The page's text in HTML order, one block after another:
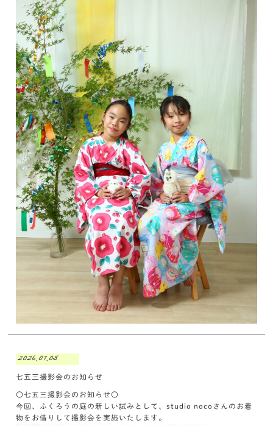
2026.07.05
七五三撮影会のお知らせ
〇七五三撮影会のお知らせ〇
今回、ふくろうの庭の新しい試みとして、studio nocoさんのお着
物をお借りして撮影会を実施いたします。